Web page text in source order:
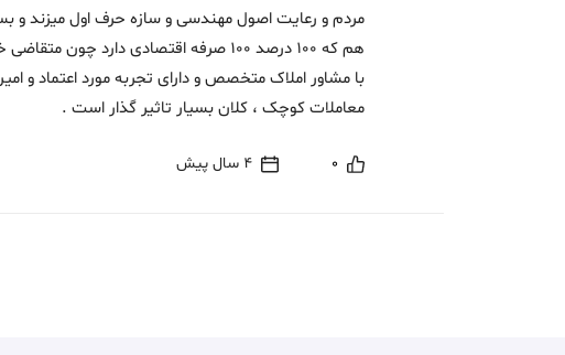
مردم و رعایت اصول مهندسی و سازه حرف اول میزند و
هم که 100 درصد 100 صرفه اقتصادی
با مشاور املاک متخصص و دارای تجربه مورد اعتماد و
معاملات کوچک ، کلان بسیار تاثیر گذار است .
0 4 سال پیش